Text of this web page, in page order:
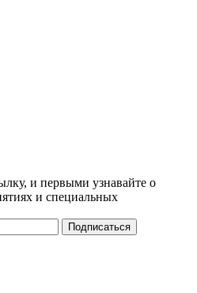
и первыми узнавайте о
и специальных